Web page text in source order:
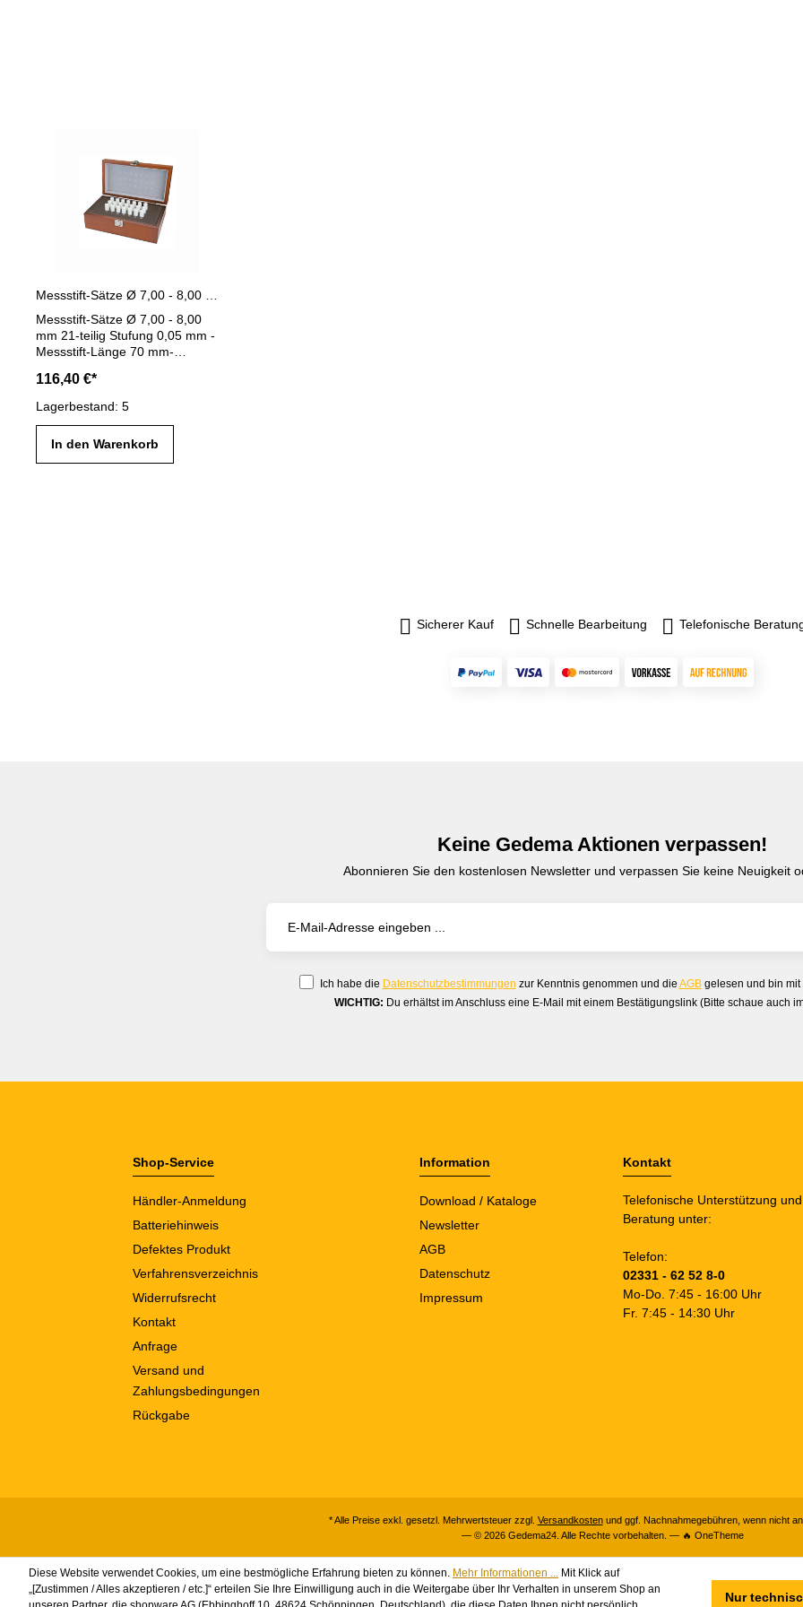
Messstift-Sätze Ø 7,00 - 8,00
mm 21-teilig Stufung 0,05 mm -
Messstift-Länge 70 mm-
Spezial-Stahl- Werkstatt-
Ausführung- im Behältnis /
Kasten
116,40 €*
Lagerbestand: 5
In den Warenkorb
Sicherer Kauf Schnelle Bearbeitung Telefonische
Keine Gedema Aktionen verpassen!
Abonnieren Sie den kostenlosen Newsletter und verpassen Sie keine Neuigkeit
Ich habe die Datenschutzbestimmungen zur Kenntnis genommen und die AGBgelesen und bin mit
WICHTIG: Du erhältst im Anschluss eine E-Mail mit einem Bestätigungslink (Bitte schaue auch
Shop-Service
Händler-Anmeldung
Batteriehinweis
Defektes Produkt
Verfahrensverzeichnis
Widerrufsrecht
Kontakt
Anfrage
Versand und
Zahlungsbedingungen
Rückgabe
Information
Download / Kataloge
Newsletter
AGB
Datenschutz
Impressum
Kontakt
Telefonische Unterstützung und
Beratung unter:
Telefon:
02331 - 62 52 8-0
Mo-Do. 7:45 - 16:00 Uhr
Fr. 7:45 - 14:30 Uhr
* Alle Preise exkl. gesetzl. Mehrwertsteuer zzgl. Versandkostenund ggf. Nachnahmegebühren, wenn nicht
— © 2026 Gedema24. Alle Rechte vorbehalten. — 🔥 OneTheme
Diese Website verwendet Cookies, um eine bestmögliche Erfahrung bieten zu können. Mehr Informationen ... Mit Klick auf
„[Zustimmen / Alles akzeptieren / etc.]“ erteilen Sie Ihre Einwilligung auch in die Weitergabe über Ihr Verhalten in unserem Shop an
Nur